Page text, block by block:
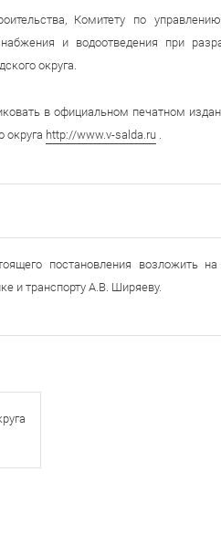
Комитету по
и водоотведения при
округа.
в официальном печатном
округа http://www.v-salda.ru.
постановления возложить на
и транспорту А.В. Ширяеву.